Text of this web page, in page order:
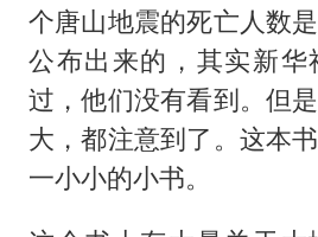
个唐山地震的死亡人数
公布出来的，其实新华
过，他们没有看到。但
大，都注意到了。这本
一小小的小书。